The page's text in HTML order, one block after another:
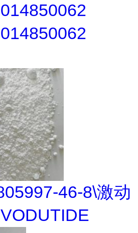
46-8\激动